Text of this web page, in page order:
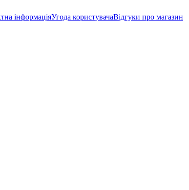
інформаціяУгода користувачаВідгуки про магазин